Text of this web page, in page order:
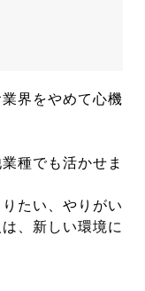
界をやめて心機
種でも活かせま
たい、やりがい
、新しい環境に